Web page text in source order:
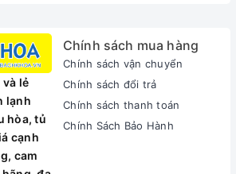
Sau mỗi lần sử dụng cần rửa
sạch và lau khô nồi
Không nên chứa các thức ăn
có dầu mỡ, chất muối axit để
qua đêm
lẻ
lạnh
hòa, tủ
cạnh
cam
Chính sách mua hàng
Chính sách vận chuyển
Chính sách đổi trả
Chính sách thanh toán
Chính Sách Bảo Hành